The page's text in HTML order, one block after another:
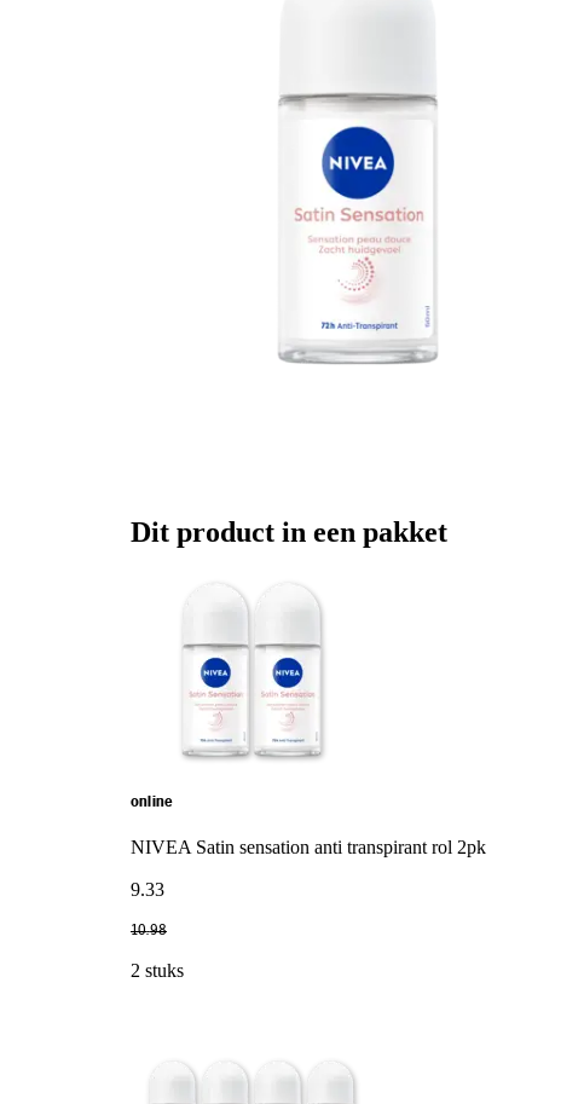
Dit product in een pakket
online
NIVEA Satin sensation anti transpirant rol 2pk
9.33
10.98
2 stuks